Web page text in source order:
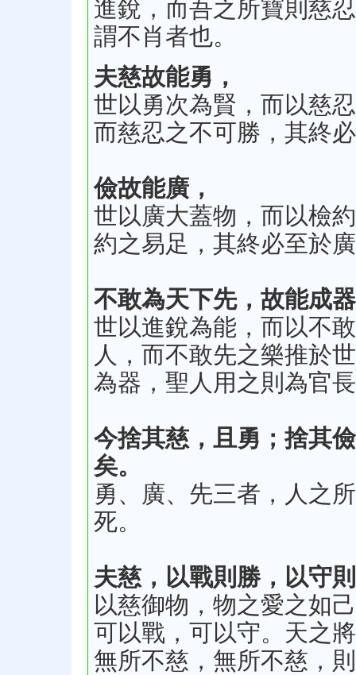
進銳，而吾之所寶則慈
謂不肖者也。
夫慈故能勇，
世以勇次為賢，而以慈
而慈忍之不可勝，其終
儉故能廣，
世以廣大蓋物，而以檢
約之易足，其終必至於
不敢為天下先，故能成
世以進銳為能，而以不
人，而不敢先之樂推於
為器，聖人用之則為官
今捨其慈，且勇；捨其
矣。
勇、廣、先三者，人之
死。
夫慈，以戰則勝，以守
以慈御物，物之愛之如
可以戰，可以守。天之
無所不慈，無所不慈，